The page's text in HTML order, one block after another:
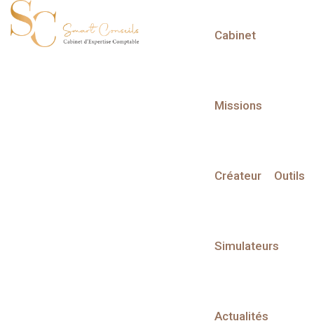
Cabinet
Missions
Créateur Outils
Simulateurs
Actualités